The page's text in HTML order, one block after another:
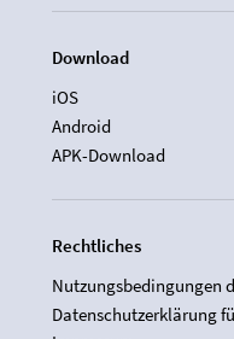
Download
iOS
Android
APK-Download
Rechtliches
Nutzungsbedingungen
Datenschutzerklärung